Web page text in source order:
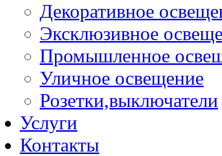
Декоративное
Эксклюзивное
Промышленное
Уличное освещение
Розетки,выключатели
Услуги
Контакты